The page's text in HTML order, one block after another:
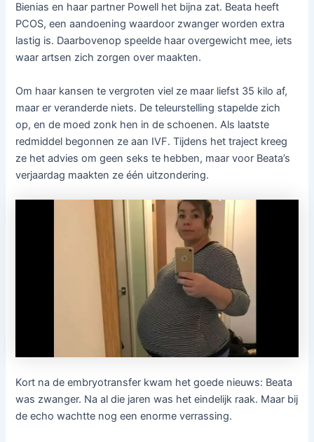
Bienias en haar partner Powell het bijna zat. Beata heeft
PCOS, een aandoening waardoor zwanger worden extra
lastig is. Daarbovenop speelde haar overgewicht mee, iets
waar artsen zich zorgen over maakten.
Om haar kansen te vergroten viel ze maar liefst 35 kilo af,
maar er veranderde niets. De teleurstelling stapelde zich
op, en de moed zonk hen in de schoenen. Als laatste
redmiddel begonnen ze aan IVF. Tijdens het traject kreeg
ze het advies om geen seks te hebben, maar voor Beata’s
verjaardag maakten ze één uitzondering.
Kort na de embryotransfer kwam het goede nieuws: Beata
was zwanger. Na al die jaren was het eindelijk raak. Maar bij
de echo wachtte nog een enorme verrassing.